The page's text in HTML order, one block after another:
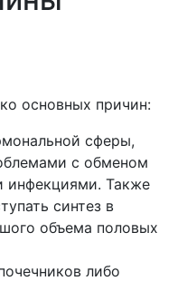
основных причин:
сферы,
с обменом
инфекциями. Также
синтез в
объема половых
либо